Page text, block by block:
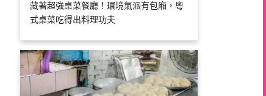
藏著超強桌菜餐廳！環境氣派有包廂，粵
式桌菜吃得出料理功夫